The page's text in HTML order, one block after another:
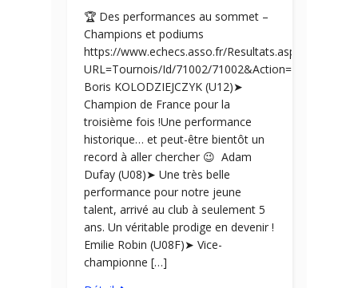
🏆 Des performances au sommet –
Champions et podiums
https://www.echecs.asso.fr/Resultats.aspx?
URL=Tournois/Id/71002/71002&Action=Cl
Boris KOLODZIEJCZYK (U12)➤
Champion de France pour la
troisième fois !Une performance
historique… et peut-être bientôt un
record à aller chercher 😉 Adam
Dufay (U08)➤ Une très belle
performance pour notre jeune
talent, arrivé au club à seulement 5
ans. Un véritable prodige en devenir !
Emilie Robin (U08F)➤ Vice-
championne […]